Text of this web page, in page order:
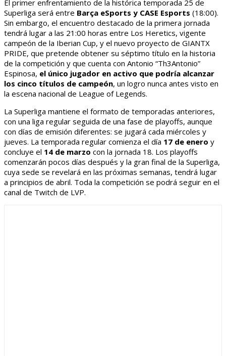
El primer enfrentamiento de la histórica temporada 25 de
Superliga será entre Barça eSports y CASE Esports (18:00).
Sin embargo, el encuentro destacado de la primera jornada
tendrá lugar a las 21:00 horas entre Los Heretics, vigente
campeón de la Iberian Cup, y el nuevo proyecto de GIANTX
PRIDE, que pretende obtener su séptimo título en la historia
de la competición y que cuenta con Antonio “Th3Antonio”
Espinosa, el único jugador en activo que podría alcanzar
los cinco títulos de campeón, un logro nunca antes visto en
la escena nacional de League of Legends.
La Superliga mantiene el formato de temporadas anteriores,
con una liga regular seguida de una fase de playoffs, aunque
con días de emisión diferentes: se jugará cada miércoles y
jueves. La temporada regular comienza el día 17 de enero y
concluye el 14 de marzo con la jornada 18. Los playoffs
comenzarán pocos días después y la gran final de la Superliga,
cuya sede se revelará en las próximas semanas, tendrá lugar
a principios de abril. Toda la competición se podrá seguir en el
canal de Twitch de LVP.